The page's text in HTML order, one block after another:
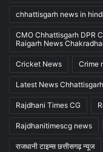
chhattisgarh news in hindi
CMO Chhattisgarh DPR
Raigarh News
Cricket News Crime
Latest News Chhattisgarh
Rajdhani Times CG
Rajdhanitimescg news
राजधानी टाइम्स छत्तीसगढ़ न्यूज